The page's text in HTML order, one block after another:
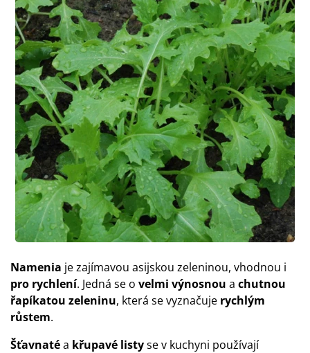
Namenia je zajímavou asijskou zeleninou, vhodnou i
pro rychlení. Jedná se o velmi výnosnou a chutnou
řapíkatou zeleninu, která se vyznačuje rychlým
růstem.
Šťavnatéa křupavé listyse v kuchyni používají